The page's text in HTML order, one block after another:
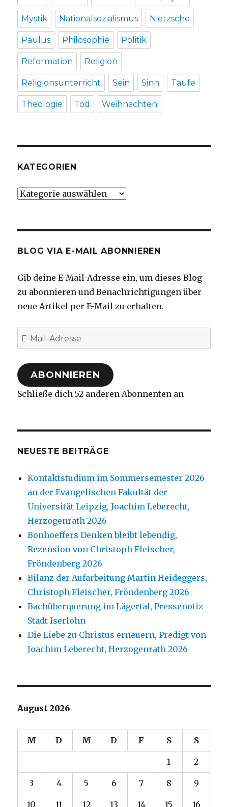
Mystik Nationalsozialismus Nietzsche
Paulus Philosophie Politik
Reformation Religion
Religionsunterricht Sein Sinn Taufe
Theologie Tod Weihnachten
KATEGORIEN
Kategorien
BLOG VIA E-MAIL ABONNIEREN
Gib deine E-Mail-Adresse ein, um dieses Blog
zu abonnieren und Benachrichtigungen über
neue Artikel per E-Mail zu erhalten.
E-
Mail-
Adresse
ABONNIEREN
Schließe dich 52 anderen Abonnenten an
NEUESTE BEITRÄGE
Kontaktstudium im Sommersemester 2026
an der Evangelischen Fakultät der
Universität Leipzig, Joachim Leberecht,
Herzogenrath 2026
Bonhoeffers Denken bleibt lebendig,
Rezension von Christoph Fleischer,
Fröndenberg 2026
Bilanz der Aufarbeitung Martin Heideggers,
Christoph Fleischer, Fröndenberg 2026
Bachüberquerung im Lägertal, Pressenotiz
Stadt Iserlohn
Die Liebe zu Christus erneuern, Predigt von
Joachim Leberecht, Herzogenrath 2026
August 2026
M D M D F S S
1 2
3 4 5 6 7 8 9
10 11 12 13 14 15 16